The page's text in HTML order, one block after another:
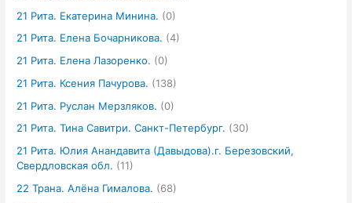
21 Рита. Екатерина Минина. (0)
21 Рита. Елена Бочарникова. (4)
21 Рита. Елена Лазоренко. (0)
21 Рита. Ксения Пачурова. (138)
21 Рита. Руслан Мерзляков. (0)
21 Рита. Тина Савитри. Санкт-Петербург. (30)
21 Рита. Юлия Анандавита (Давыдова).г. Березовский,
Свердловская обл. (11)
22 Трана. Алёна Гималова. (68)